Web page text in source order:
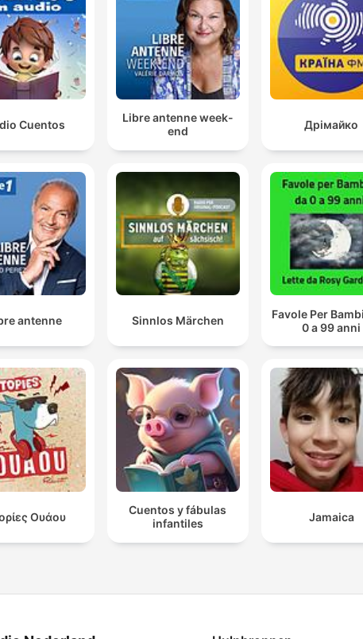
Cuentos
Libre antenne week-
end
Дрімайко
antenne Sinnlos Märchen
Favole Per
0 a 99 anni
Ουάου
Cuentos y fábulas
infantiles
Jamaica